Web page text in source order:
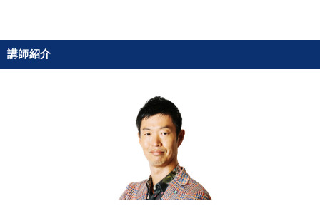
タグ・キーワード
会社数字を学ぶ 会長
コロナ禍対策
心を磨く 労務問題・人事対策
講師紹介